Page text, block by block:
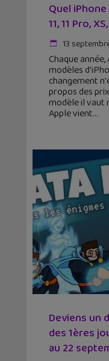
Quel
11, 11 Pro,
13
Chaque
modèles
changement
propos des
modèle il vaut
Apple vient
Deviens un
des 1ères
au 22